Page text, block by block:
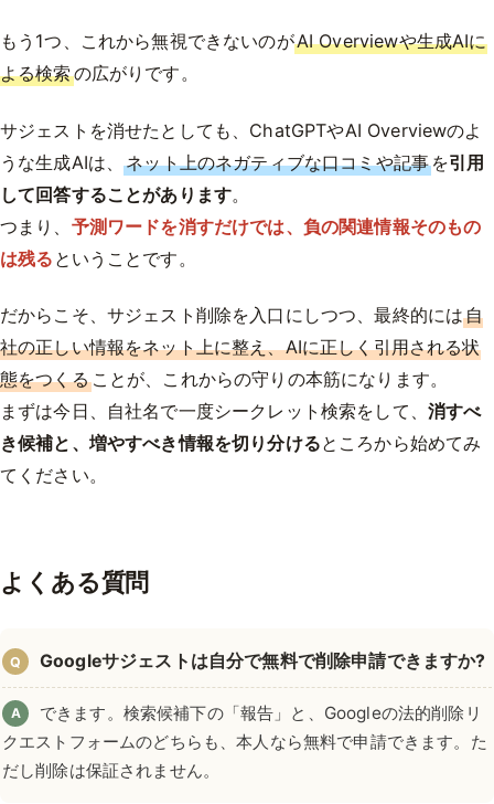
もう1つ、これから無視できないのがAI Overviewや生成AIに
よる検索の広がりです。
サジェストを消せたとしても、ChatGPTやAI Overviewのよ
うな生成AIは、ネット上のネガティブな口コミや記事を引用
して回答することがあります。
つまり、 予測ワードを消すだけでは、負の関連情報そのもの
は残る ということです。
だからこそ、サジェスト削除を入口にしつつ、最終的には自
社の正しい情報をネット上に整え、AIに正しく引用される状
態をつくることが、これからの守りの本筋になります。
まずは今日、自社名で一度シークレット検索をして、 消すべ
き候補と、増やすべき情報を切り分けるところから始めてみ
てください。
よくある質問
Q Googleサジェストは自分で無料で削除申請できますか?
A
できます。検索候補下の「報告」と、Googleの法的削除リ
クエストフォームのどちらも、本人なら無料で申請できます。た
だし削除は保証されません。